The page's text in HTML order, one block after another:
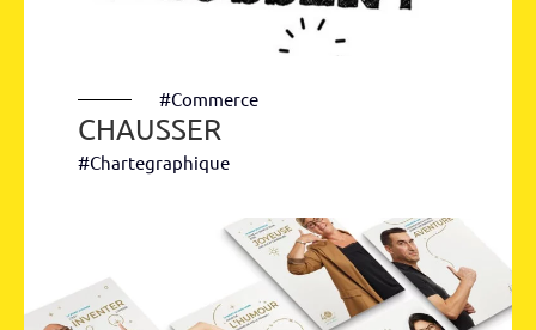
#Commerce
#Chartegraphique
CHAUSSER